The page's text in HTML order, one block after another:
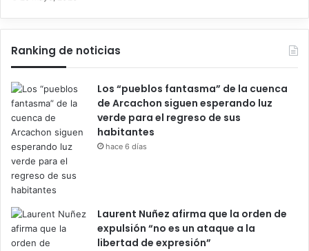
Ranking de noticias
Los “pueblos fantasma” de la cuenca
de Arcachon siguen esperando luz
verde para el regreso de sus
habitantes
hace 6 días
Laurent Nuñez afirma que la orden de
expulsión “no es un ataque a la
libertad de expresión”